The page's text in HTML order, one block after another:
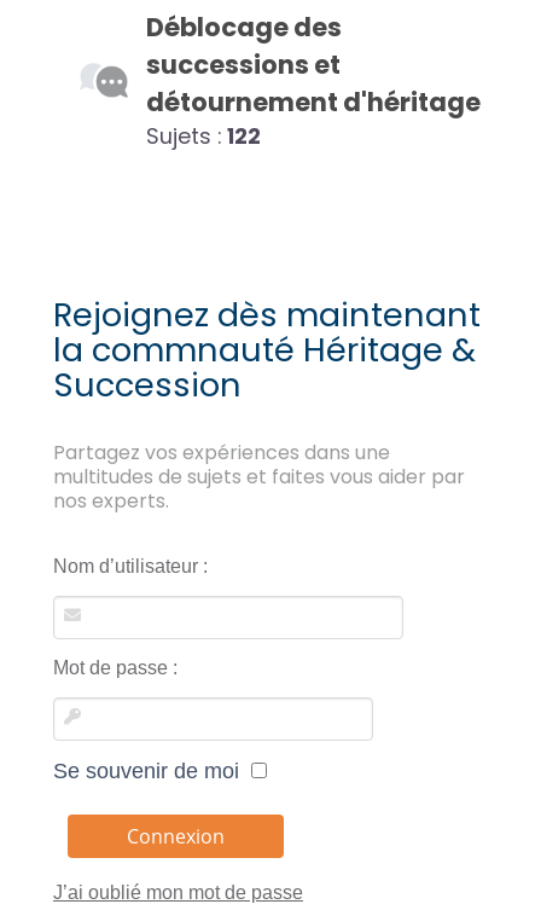
Déblocage des
successions et
détournement d'héritage
Sujets : 122
Rejoignez dès maintenant
la commnauté Héritage &
Succession
Partagez vos expériences dans une
multitudes de sujets et faites vous aider par
nos experts.
Nom d’utilisateur :
Mot de passe :
Se souvenir de moi
J’ai oublié mon mot de passe